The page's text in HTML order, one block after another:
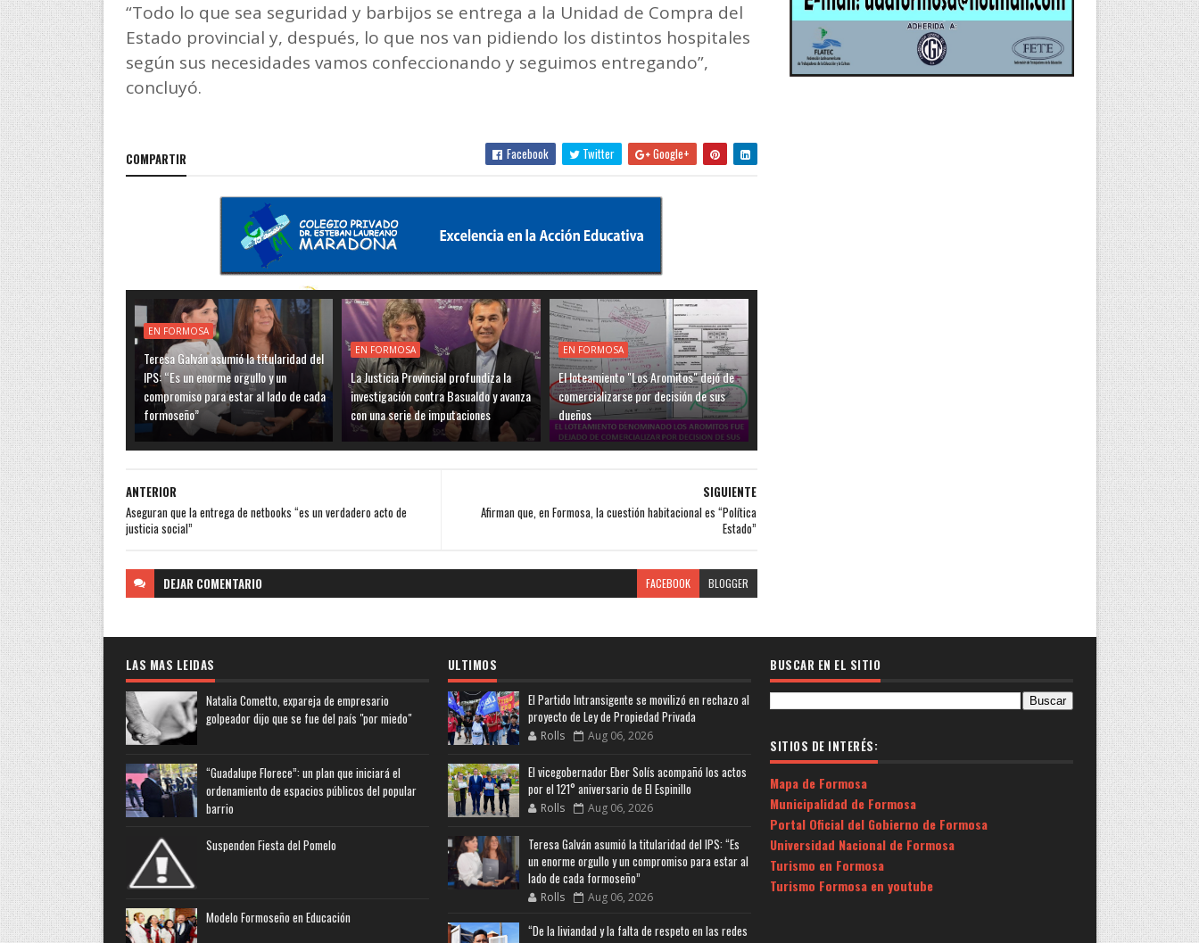
“Todo lo que sea seguridad y barbijos se entrega a la Unidad de Compra del
Estado provincial y, después, lo que nos van pidiendo los distintos hospitales
según sus necesidades vamos confeccionando y seguimos entregando”,
concluyó.
COMPARTIR Facebook Twitter Google+
EN FORMOSA
Teresa Galván asumió la titularidad del
IPS: “Es un enorme orgullo y un
compromiso para estar al lado de cada
formoseño”
EN FORMOSA
La Justicia Provincial profundiza la
investigación contra Basualdo y avanza
con una serie de imputaciones
EN FORMOSA
El loteamiento "Los Aromitos" dejó de
comercializarse por decisión de sus
dueños
SIGUIENTE
Afirman que, en Formosa, la cuestión habitacional es “Política
Estado”
ANTERIOR
Aseguran que la entrega de netbooks “es un verdadero acto de
justicia social”
DEJAR COMENTARIO FACEBOOK BLOGGER
LAS MAS LEIDAS
Natalia Cometto, expareja de empresario
golpeador dijo que se fue del país "por miedo"
“Guadalupe Florece”: un plan que iniciará el
ordenamiento de espacios públicos del popular
barrio
Suspenden Fiesta del Pomelo
Modelo Formoseño en Educación
ULTIMOS
El Partido Intransigente se movilizó en rechazo al
proyecto de Ley de Propiedad Privada
Rolls Aug 06, 2026
El vicegobernador Eber Solís acompañó los actos
por el 121° aniversario de El Espinillo
Rolls Aug 06, 2026
Teresa Galván asumió la titularidad del IPS: “Es
un enorme orgullo y un compromiso para estar al
lado de cada formoseño”
Rolls Aug 06, 2026
“De la liviandad y la falta de respeto en las redes
BUSCAR EN EL SITIO
SITIOS DE INTERÉS:
Mapa de Formosa
Municipalidad de Formosa
Portal Oficial del Gobierno de Formosa
Universidad Nacional de Formosa
Turismo en Formosa
Turismo Formosa en youtube